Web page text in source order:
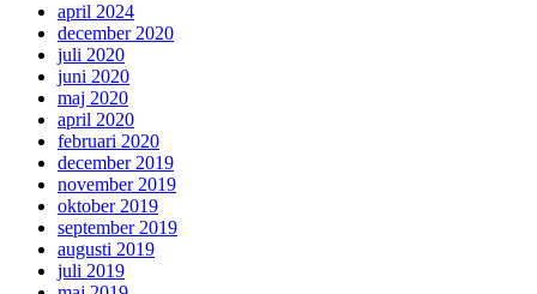
april 2024
december 2020
juli 2020
juni 2020
maj 2020
april 2020
februari 2020
december 2019
november 2019
oktober 2019
september 2019
augusti 2019
juli 2019